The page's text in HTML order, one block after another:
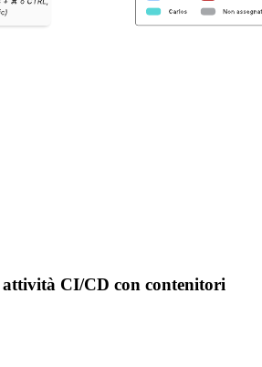
attività CI/CD con contenitori